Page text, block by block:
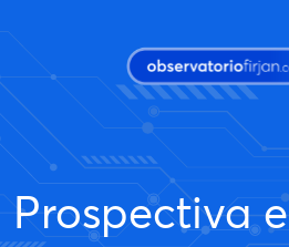
Prospectiva e